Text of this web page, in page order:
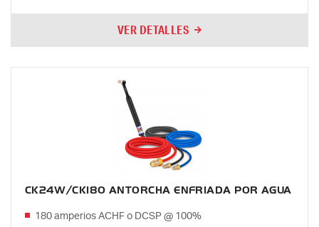
VER DETALLES
CK24W/CK180 ANTORCHA ENFRIADA POR AGUA
180 amperios ACHF o DCSP @ 100%